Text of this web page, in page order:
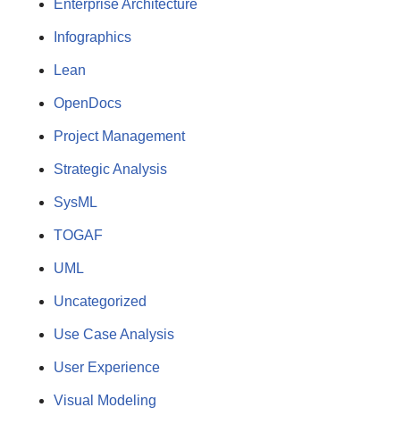
Enterprise Architecture
Infographics
Lean
OpenDocs
Project Management
Strategic Analysis
SysML
TOGAF
UML
Uncategorized
Use Case Analysis
User Experience
Visual Modeling